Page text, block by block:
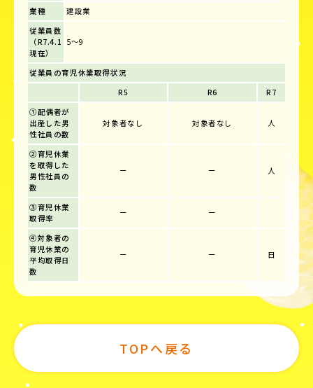
業種
建設業
従業員数
（R7.4.1
現在）
5～9
従業員の育児休業取得状況
R5
R6
R7
①配偶者が
出産した男
性社員の数
対象者なし 対象者なし 人
②育児休業
を取得した
男性社員の
数
ー ー 人
③育児休業
取得率
ー ー
④対象者の
育児休業の
平均取得日
数
ー ー 日
TOPへ戻る